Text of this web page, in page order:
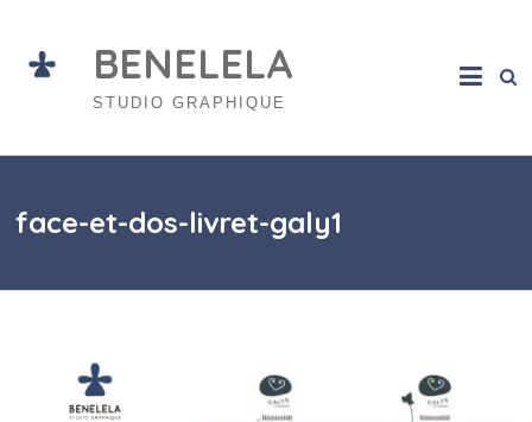
content
BENELELA
STUDIO GRAPHIQUE
face-et-dos-livret-galy1